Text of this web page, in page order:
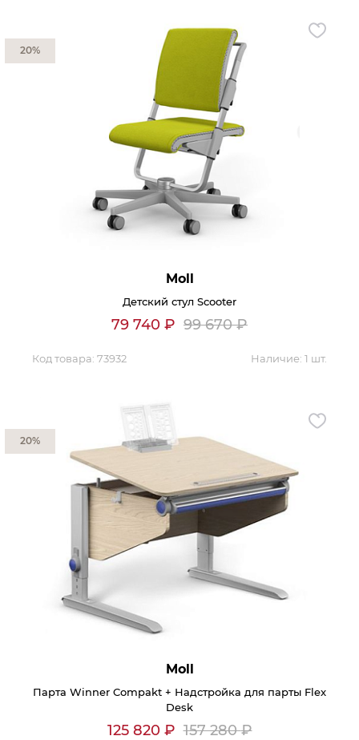
Moll
Детский стул Scooter
79 740 ₽ 99 670₽
Код товара: 73932 Наличие: 1 шт.
20%
Moll
Парта Winner Compakt + Надстройка для парты Flex
Desk
125 820 ₽ 157 280₽
20%